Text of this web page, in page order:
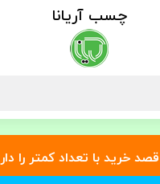
خرید با تعداد کمتر را
چسب آریانا